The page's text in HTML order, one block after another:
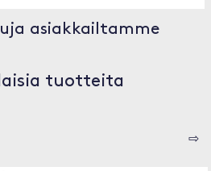
asiakkailtamme
tuotteita
⇨